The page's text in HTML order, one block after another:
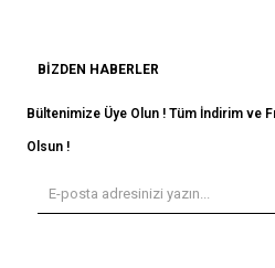
BIZDEN HABERLER
Bültenimize Üye Olun ! Tüm İndirim ve
Olsun !